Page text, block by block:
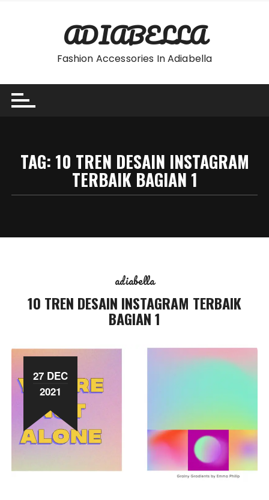
ADIABELLA
Fashion Accessories In Adiabella
TAG: 10 TREN DESAIN INSTAGRAM
TERBAIK BAGIAN 1
adiabella
10 TREN DESAIN INSTAGRAM TERBAIK
BAGIAN 1
27 DEC
2021